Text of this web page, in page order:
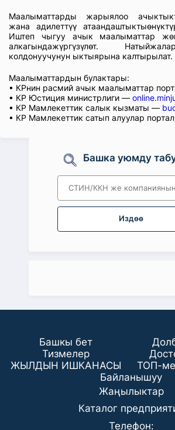
Маалыматтарды жарыялоо
жана адилеттүү
Иштеп чыгуу ачык маалыматтар
алкагындажүргүзүлөт.
колдонуучунун ыктыярына калтырылат.
Маалыматтардын булактары:
• КРнин расмий ачык маалыматтар
• КР Юстиция министрлиги —
• КР Мамлекеттик салык кызматы —
• КР Мамлекеттик сатып алуулар
Башка уюмду
Издөө
Башкы бет
Тизмелер
ЖЫЛДЫН ИШКАНАСЫ
ТОП-
Байланышуу
Жаңылыктар
Каталог
Телефон: